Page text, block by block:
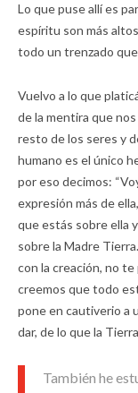
Lo que puse allí es
espíritu son más
todo un trenzado
Vuelvo a lo que
de la mentira que
resto de los seres y
humano es el único
por eso decimos:
expresión más de
que estás sobre ella
sobre la Madre
con la creación, no
creemos que todo
pone en cautiverio a
dar, de lo que la
También he